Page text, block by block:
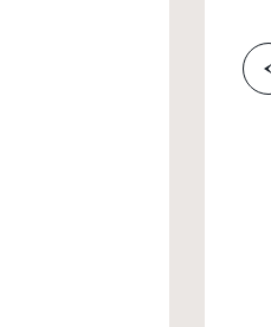
F
o
r
g
e
s
i
d